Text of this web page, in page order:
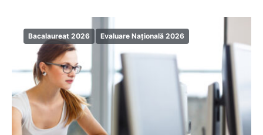
Bacalaureat 2026 Evaluare Națională 2026